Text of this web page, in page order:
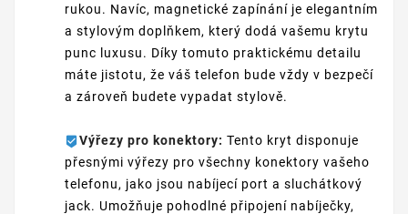
rukou. Navíc, magnetické zapínání je elegantním
a stylovým doplňkem, který dodá vašemu krytu
punc luxusu. Díky tomuto praktickému detailu
máte jistotu, že váš telefon bude vždy v bezpečí
a zároveň budete vypadat stylově.
Výřezy pro konektory: Tento kryt disponuje
přesnými výřezy pro všechny konektory vašeho
telefonu, jako jsou nabíjecí port a sluchátkový
jack. Umožňuje pohodlné připojení nabíječky,